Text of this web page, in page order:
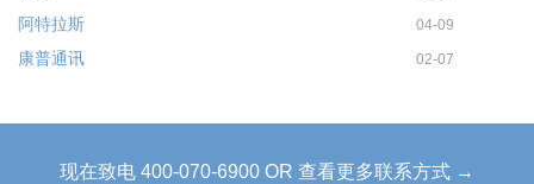
阿特拉斯 04-09
康普通讯 02-07
现在致电 400-070-6900 OR 查看更多联系方式 →